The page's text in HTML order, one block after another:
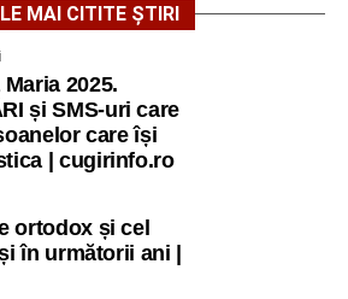
care continuă
Youthpass, evaluării finale,
și diseminării.
ceea ce am învățat, despre cum
și, mai ales, despre
de a duce mai departe ideile și
MAI CITITE ȘTIRI
2025.
și SMS-uri care
care își
| cugirinfo.ro
ortodox și cel
în următorii ani |